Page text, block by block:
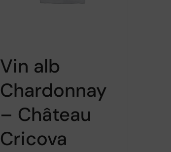
Vin alb
Chardonnay
– Château
Cricova